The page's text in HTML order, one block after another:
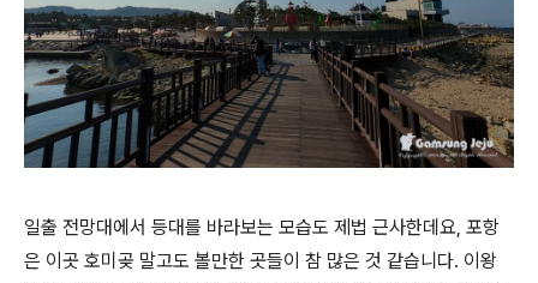
일출 전망대에서 등대를 바라보는 모습도 제법 근사한데요, 포항
은 이곳 호미곶 말고도 볼만한 곳들이 참 많은 것 같습니다. 이왕